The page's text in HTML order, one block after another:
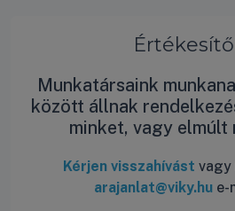
Munkatársaink
között állnak
minket, vagy elmúlt
Kérjen visszahívást vagy
arajanlat@viky.hu e-